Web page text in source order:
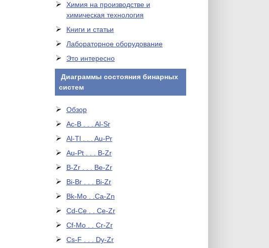
Химия на производстве и
химическая технология
Книги и статьи
Лабораторное оборудование
Это интересно
Диаграммы состояния бинарных
систем
Обзор
Ac-B . . . Al-Sr
Al-Tl . . . Au-Pr
Au-Pt . . . B-Zr
B-Zr . . . Be-Zr
Bi-Br . . . Bi-Zr
Bk-Mo . .Ca-Zn
Cd-Ce . . Ce-Zr
Cf-Mo . . Cr-Zr
Cs-F . . . Dy-Zr